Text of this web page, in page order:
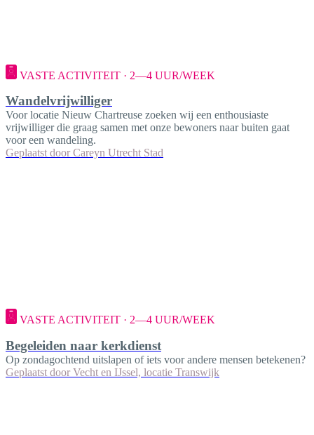
VASTE ACTIVITEIT · 2—4 UUR/WEEK
Wandelvrijwilliger
Voor locatie Nieuw Chartreuse zoeken wij een enthousiaste
vrijwilliger die graag samen met onze bewoners naar buiten gaat
voor een wandeling.
Geplaatst door Careyn Utrecht Stad
VASTE ACTIVITEIT · 2—4 UUR/WEEK
Begeleiden naar kerkdienst
Op zondagochtend uitslapen of iets voor andere mensen betekenen?
Geplaatst door Vecht en IJssel, locatie Transwijk